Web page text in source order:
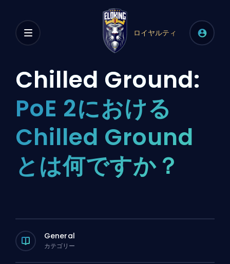
ロイヤルティ
Chilled Ground:
PoE 2における
Chilled Ground
とは何ですか？
General
カテゴリー